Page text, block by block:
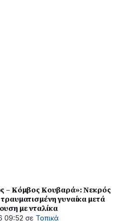
– Κόμβος Κουβαρά»: Νεκρός
γυναίκα μετά
με νταλίκα
09:52 σε Τοπικά